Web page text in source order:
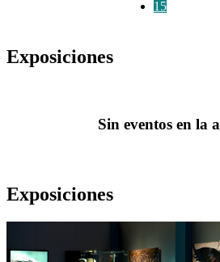
15
Exposiciones
Sin eventos en la
Exposiciones